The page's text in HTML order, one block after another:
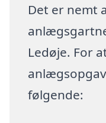
Det er nemt
Ledøje. For
følgende: